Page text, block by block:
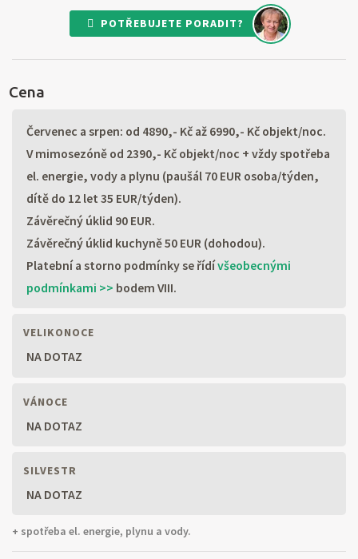
POTŘEBUJETE PORADIT?
Cena
Červenec a srpen: od 4890,- Kč až 6990,- Kč objekt/noc.
V mimosezóně od 2390,- Kč objekt/noc + vždy spotřeba
el. energie, vody a plynu (paušál 70 EUR osoba/týden,
dítě do 12 let 35 EUR/týden).
Závěrečný úklid 90 EUR.
Závěrečný úklid kuchyně 50 EUR (dohodou).
Platební a storno podmínky se řídívšeobecnými
podmínkami >> bodem VIII.
VELIKONOCE
NA DOTAZ
VÁNOCE
NA DOTAZ
SILVESTR
NA DOTAZ
+ spotřeba el. energie, plynu a vody.